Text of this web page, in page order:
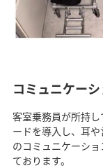
コミュニケー
客室乗務員が所持
ードを導入し、耳
のコミュニケーシ
ております。